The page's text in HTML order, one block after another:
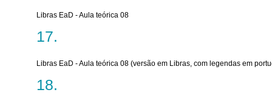
Libras EaD - Aula teórica 08
Libras EaD - Aula teórica 08 (versão em Libras, com legendas em